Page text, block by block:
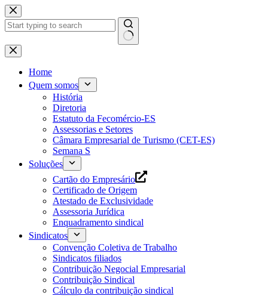
Pular
para
o
Home
Quem somos
História
Diretoria
Estatuto da Fecomércio-ES
Assessorias e Setores
Câmara Empresarial de Turismo (CET-ES)
Semana S
Soluções
Cartão do Empresário
Certificado de Origem
Atestado de Exclusividade
Assessoria Jurídica
Enquadramento sindical
Sindicatos
Convenção Coletiva de Trabalho
Sindicatos filiados
Contribuição Negocial Empresarial
Contribuição Sindical
Cálculo da contribuição sindical